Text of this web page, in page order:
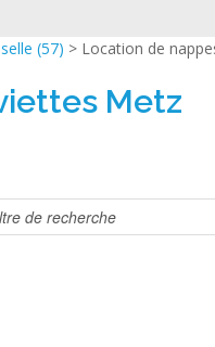
(57) > Location de
Metz